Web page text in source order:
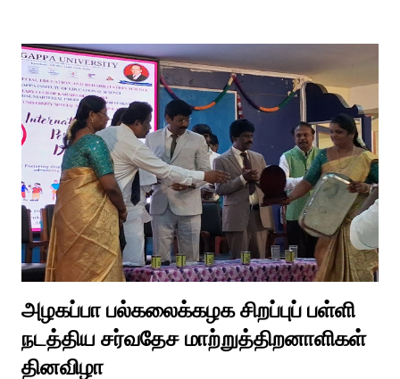
வைரலாகிகி யது. தமிழகத்தில் ஒவ்வொரு குடும்பத்திற்கும் திருமணப்
பழக்க வழக்கங்கள் ஜாதிய சமூக ரீதியாக வேறுபடும். அந்த வகையில்,
ஆராத்தி எடுக்கும் முறையும் சற்று வேறுபடுடன் தான் இருக்கும்.அப்படி
திருமணம் ஒன்றில் கொழுந்தியாள்கள் மூன்று பேர் இணைந்து
மாப்பிள்ளைக்கு ஆராத்தி எடுத்துள்ளனர். அப்போது மாப்பிள்ளையைக்
கேலியாக நகைச்சுவை உணர்வு பொங்க பாடிய வரிகளை வைத்து
அவர்கள் பாடிய பாடல் இணையதளத்தில் வைரலாகிறது.“மாடு மேய்த்த
மச்சான்” என...
அழகப்பா பல்கலைக்கழக சிறப்புப் பள்ளி
நடத்திய சர்வதேச மாற்றுத்திறனாளிகள்
தினவிழா